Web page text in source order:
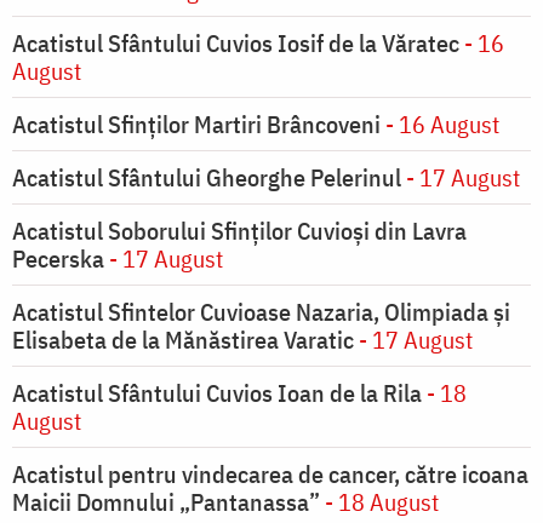
Acatistul Sfântului Cuvios Iosif de la Văratec- 16
August
Acatistul Sfinților Martiri Brâncoveni - 16 August
Acatistul Sfântului Gheorghe Pelerinul- 17 August
Acatistul Soborului Sfinților Cuvioși din Lavra
Pecerska- 17 August
Acatistul Sfintelor Cuvioase Nazaria, Olimpiada și
Elisabeta de la Mănăstirea Varatic- 17 August
Acatistul Sfântului Cuvios Ioan de la Rila- 18
August
Acatistul pentru vindecarea de cancer, către icoana
Maicii Domnului „Pantanassa” - 18 August